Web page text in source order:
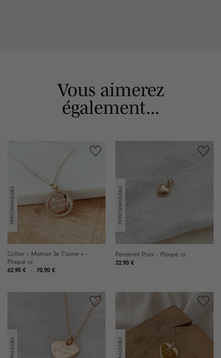
Vous aimerez
également...
Collier « Maman Je T’aime » –
Plaqué or
62.90 € – 70.90 €Plage
à
Pendentif Pola – Plaqué or
22.90 €